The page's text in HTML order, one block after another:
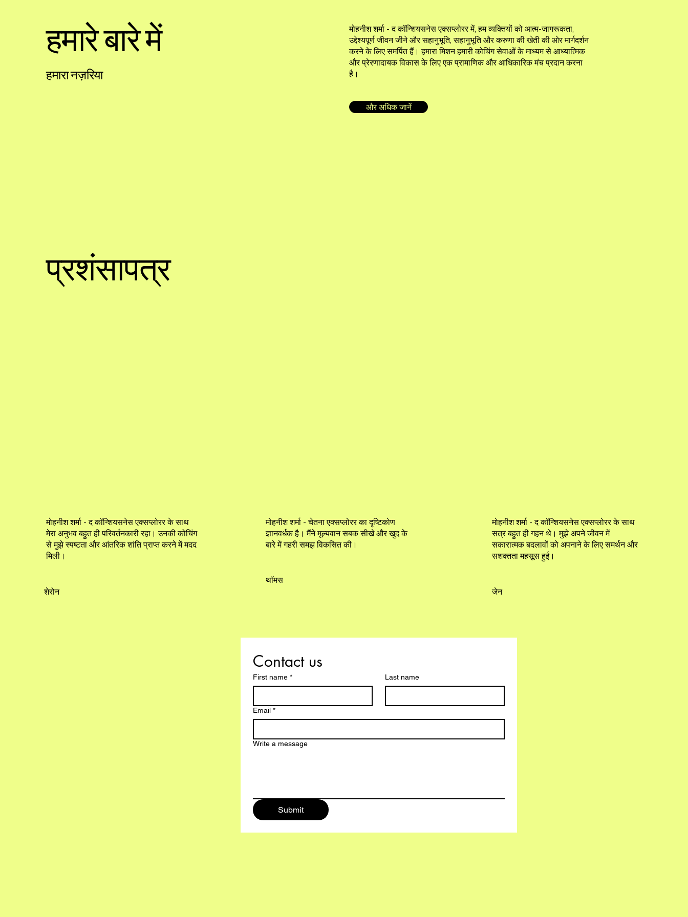
हमारे बारे में
हमारा नज़रिया
मोहनीश शर्मा - द कॉन्शियसनेस एक्सप्लोरर में, हम व्यक्तियों को आत्म-जागरूकता,
उद्देश्यपूर्ण जीवन जीने और सहानुभूति, सहानुभूति और करुणा की खेती की ओर मार्गदर्शन
करने के लिए समर्पित हैं। हमारा मिशन हमारी कोचिंग सेवाओं के माध्यम से आध्यात्मिक
और प्रेरणादायक विकास के लिए एक प्रामाणिक और आधिकारिक मंच प्रदान करना
है।
और अधिक जानें
प्रशंसापत्र
मोहनीश शर्मा - द कॉन्शियसनेस एक्सप्लोरर के साथ
मेरा अनुभव बहुत ही परिवर्तनकारी रहा। उनकी कोचिंग
से मुझे स्पष्टता और आंतरिक शांति प्राप्त करने में मदद
मिली।
शेरोन
मोहनीश शर्मा - चेतना एक्सप्लोरर का दृष्टिकोण
ज्ञानवर्धक है। मैंने मूल्यवान सबक सीखे और खुद के
बारे में गहरी समझ विकसित की।
थॉमस
मोहनीश शर्मा - द कॉन्शियसनेस एक्सप्लोरर के साथ
सत्र बहुत ही गहन थे। मुझे अपने जीवन में
सकारात्मक बदलावों को अपनाने के लिए समर्थन और
सशक्तता महसूस हुई।
जेन
Contact us
First name * Last name
Email *
Write a message
Submit